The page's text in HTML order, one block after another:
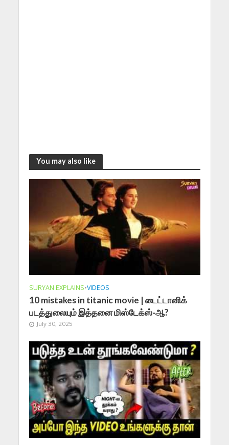
You may also like
SURYAN EXPLAINS•VIDEOS
10 mistakes in titanic movie | டைட்டானிக்
படத்துலையும் இத்தனை மிஸ்டேக்ஸ்-ஆ?
July 30, 2025